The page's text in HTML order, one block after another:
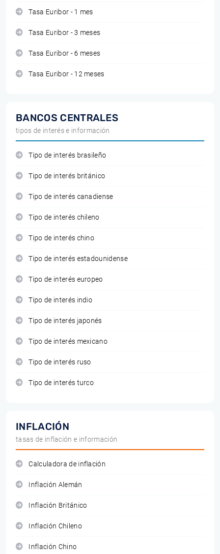
Tasa Euribor - 1 mes
Tasa Euribor - 3 meses
Tasa Euribor - 6 meses
Tasa Euribor - 12 meses
BANCOS CENTRALES
tipos de interés e información
Tipo de interés brasileño
Tipo de interés británico
Tipo de interés canadiense
Tipo de interés chileno
Tipo de interés chino
Tipo de interés estadounidense
Tipo de interés europeo
Tipo de interés indio
Tipo de interés japonés
Tipo de interés mexicano
Tipo de interés ruso
Tipo de interés turco
INFLACIÓN
tasas de inflación e información
Calculadora de inflación
Inflación Alemán
Inflación Británico
Inflación Chileno
Inflación Chino